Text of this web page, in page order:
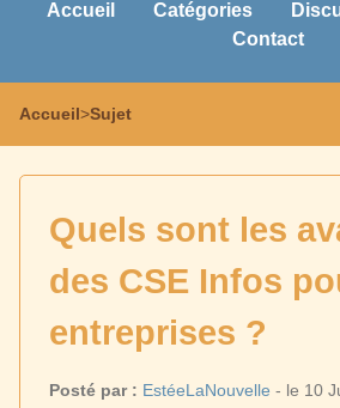
Accueil Catégories
Contact
Accueil>Sujet
Quels sont les
des CSE Infos
entreprises ?
Posté par : EstéeLaNouvelle - le 10